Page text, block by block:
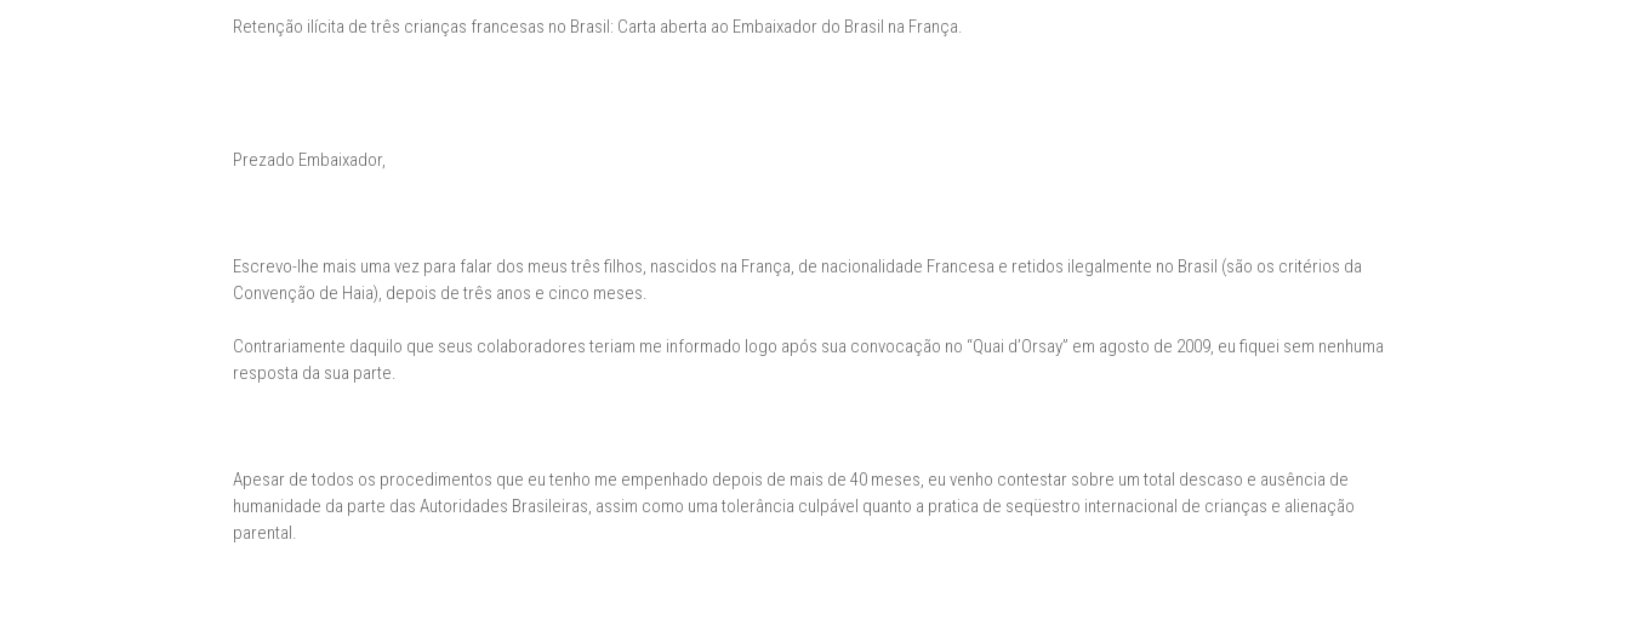
Retenção ilícita de três crianças francesas no Brasil: Carta aberta ao Embaixador do Brasil na França.
Prezado Embaixador,
Escrevo-lhe mais uma vez para falar dos meus três filhos, nascidos na França, de nacionalidade Francesa e retidos ilegalmente no Brasil (são os critérios da
Convenção de Haia), depois de três anos e cinco meses.
Contrariamente daquilo que seus colaboradores teriam me informado logo após sua convocação no “Quai d’Orsay” em agosto de 2009, eu fiquei sem nenhuma
resposta da sua parte.
Apesar de todos os procedimentos que eu tenho me empenhado depois de mais de 40 meses, eu venho contestar sobre um total descaso e ausência de
humanidade da parte das Autoridades Brasileiras, assim como uma tolerância culpável quanto a pratica de seqüestro internacional de crianças e alienação
parental.